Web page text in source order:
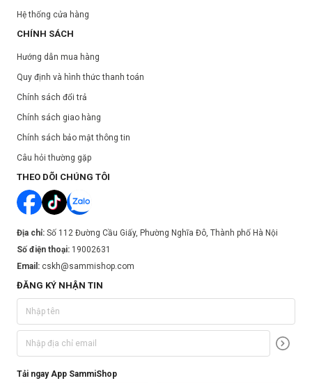
Hệ thống cửa hàng
CHÍNH SÁCH
Hướng dẫn mua hàng
Quy định và hình thức thanh toán
Chính sách đổi trả
Chính sách giao hàng
Chính sách bảo mật thông tin
Câu hỏi thường gặp
THEO DÕI CHÚNG TÔI
Địa chỉ: Số 112 Đường Cầu Giấy, Phường Nghĩa Đô, Thành phố Hà Nội
Số điện thoại: 19002631
Email: cskh@sammishop.com
ĐĂNG KÝ NHẬN TIN
Tải ngay App SammiShop